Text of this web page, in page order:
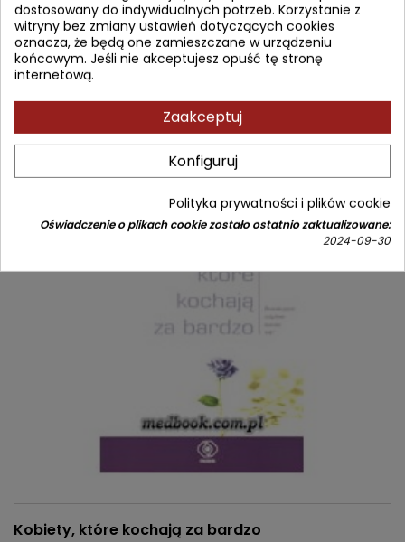
amerykańska psychoterapeutka, analizuje przyczyny takich
skłonności, radzi, jak rozpoznawać chore związki. Uczy, że
zwycięstwo w walce z uzależnieniem od infantylnego
mężczyzny otwiera kobietom drogę do odzyskania godności i
stworzenia dojrzałego związku.
Zobacz nowsze wydanie:
Kobiety, które kochają za bardzo
dostosowany do indywidualnych potrzeb. Korzystanie z
witryny bez zmiany ustawień dotyczących cookies
oznacza, że będą one zamieszczane w urządzeniu
końcowym. Jeśli nie akceptujesz opuść tę stronę
internetową.
Zaakceptuj
Konfiguruj
Polityka prywatności i plików cookie
Oświadczenie o plikach cookie zostało ostatnio zaktualizowane:
2024-09-30